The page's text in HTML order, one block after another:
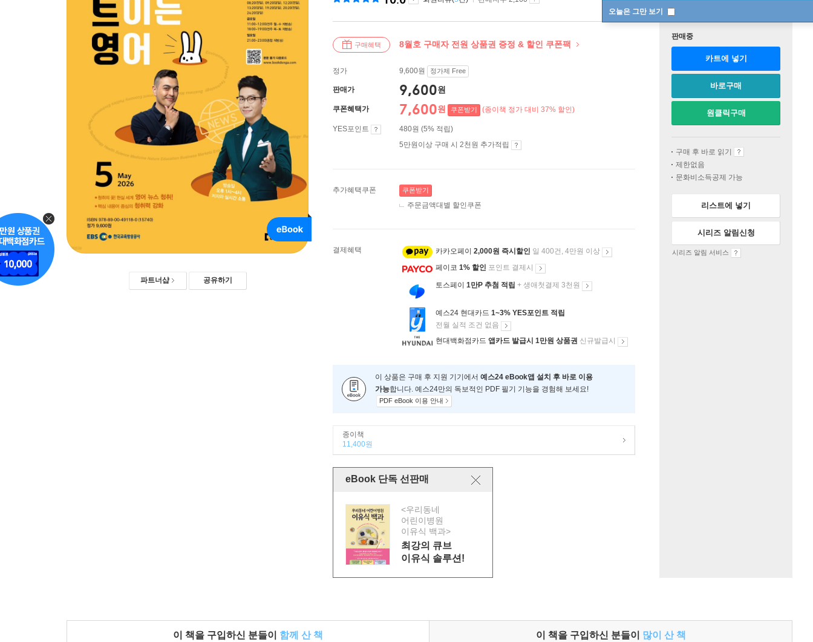
오늘은 그만 보기
파트너샵 공유하기
구매혜택 8월호 구매자 전원 상품권 증정 & 할인 쿠폰팩
정가 9,600원 정가제 Free
판매가 9,600원
쿠폰혜택가 7,600원 쿠폰받기 (종이책 정가 대비 37% 할인)
YES포인트
480원 (5% 적립)
5만원이상 구매 시 2천원 추가적립
추가혜택쿠폰 쿠폰받기
주문금액대별 할인쿠폰
결제혜택 카카오페이 2,000원 즉시할인 일 400건, 4만원 이상
페이코 1% 할인 포인트 결제시
토스페이 1만P 추첨 적립 + 생애첫결제 3천원
예스24 현대카드 1~3% YES포인트 적립
전월 실적 조건 없음
현대백화점카드 앱카드 발급시 1만원 상품권 신규발급시
이 상품은 구매 후 지원 기기에서 예스24 eBook앱 설치 후 바로 이용
가능합니다. 예스24만의 독보적인 PDF 필기 기능을 경험해 보세요!
PDF eBook 이용 안내
종이책
11,400원
eBook 단독 선판매
<우리동네
어린이병원
이유식 백과>
최강의 큐브
이유식 솔루션!
판매중
카트에 넣기
바로구매
원클릭구매
구매 후 바로 읽기
제한없음
문화비소득공제 가능
리스트에 넣기
시리즈 알림신청
시리즈 알림 서비스
이 책을 구입하신 분들이 함께 산 책 이 책을 구입하신 분들이 많이 산 책